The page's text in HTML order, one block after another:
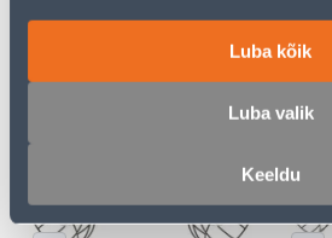
Luba kõik
Luba valik
Keeldu
MUST/KROOM
25